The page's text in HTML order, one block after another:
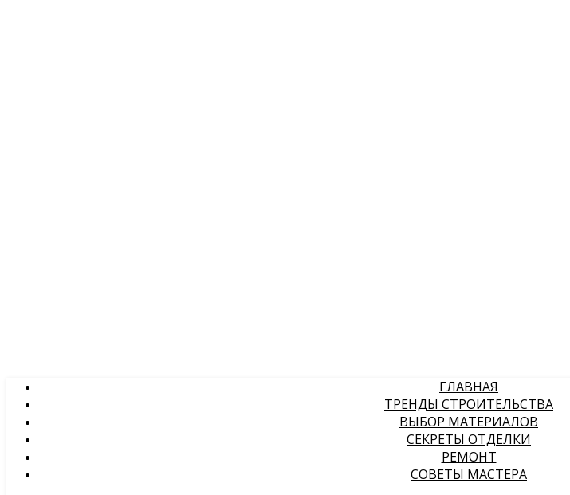
ГЛАВНАЯ
ТРЕНДЫ СТРОИТЕЛЬСТВА
ВЫБОР МАТЕРИАЛОВ
СЕКРЕТЫ ОТДЕЛКИ
РЕМОНТ
СОВЕТЫ МАСТЕРА